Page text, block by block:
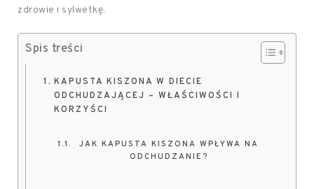
zdrowie i sylwetkę.
Spis treści
KAPUSTA KISZONA W DIECIE
ODCHUDZAJĄCEJ – WŁAŚCIWOŚCI I
KORZYŚCI
JAK KAPUSTA KISZONA WPŁYWA NA
ODCHUDZANIE?